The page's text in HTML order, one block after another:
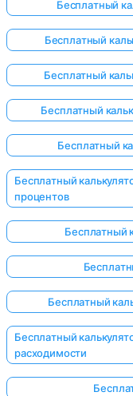
Бесплатный
Бесплатный
Бесплатный
Бесплатный
Бесплатный
Бесплатный
процентов
Бесплатный
Бесплатный
Бесплатный
расходимости